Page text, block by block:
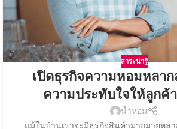
สาระน่ารู้
เปิดธุรกิจความหอมหลาก
ความประทับใจให้ลูกค้
น้ำหอม
แม้ในบ้านเราจะมีธุรกิจสินค้ามากมายหล